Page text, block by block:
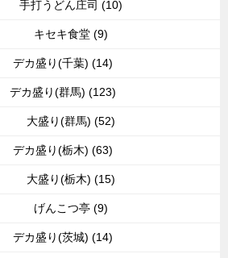
手打うどん庄司 (10)
キセキ食堂 (9)
デカ盛り(千葉) (14)
デカ盛り(群馬) (123)
大盛り(群馬) (52)
デカ盛り(栃木) (63)
大盛り(栃木) (15)
げんこつ亭 (9)
デカ盛り(茨城) (14)